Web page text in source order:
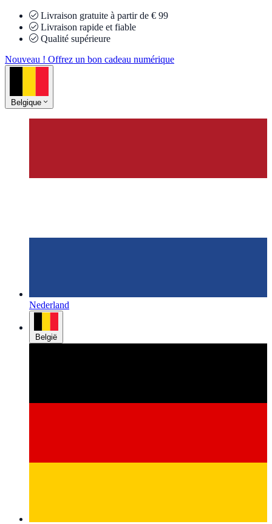
Livraison gratuite à partir de € 99
Livraison rapide et fiable
Qualité supérieure
Nouveau ! Offrez un bon cadeau numérique
Belgique
Nederland
België